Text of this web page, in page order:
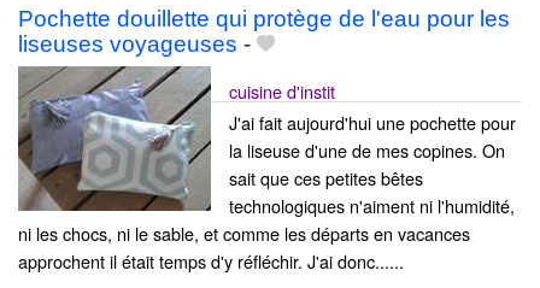
Pochette douillette qui protège de l'eau pour les
liseuses voyageuses -
cuisine d'instit
J'ai fait aujourd'hui une pochette pour
la liseuse d'une de mes copines. On
sait que ces petites bêtes
technologiques n'aiment ni l'humidité,
ni les chocs, ni le sable, et comme les départs en vacances
approchent il était temps d'y réfléchir. J'ai donc......